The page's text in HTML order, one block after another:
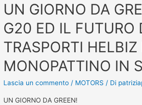
UN GIORNO DA
G20 ED IL FUTURO
TRASPORTI HELBIZ
MONOPATTINO IN
Lascia un commento / MOTORS / Di
UN GIORNO DA GREEN!